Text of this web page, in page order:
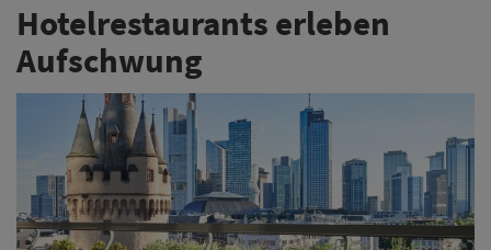
Hotelrestaurants erleben
Aufschwung